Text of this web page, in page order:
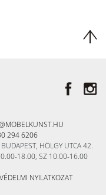
294 6206
HÖLGY UTCA 42.
18.00, SZ 10.00-16.00
NYILATKOZAT